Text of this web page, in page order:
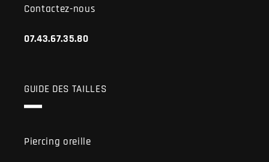
Contactez-nous
07.43.67.35.80
GUIDE DES TAILLES
Piercing oreille